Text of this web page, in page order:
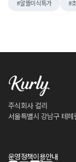
알뜰미식특가
주식회사 컬리
서울특별시 강남구 테
운영정책이용안내